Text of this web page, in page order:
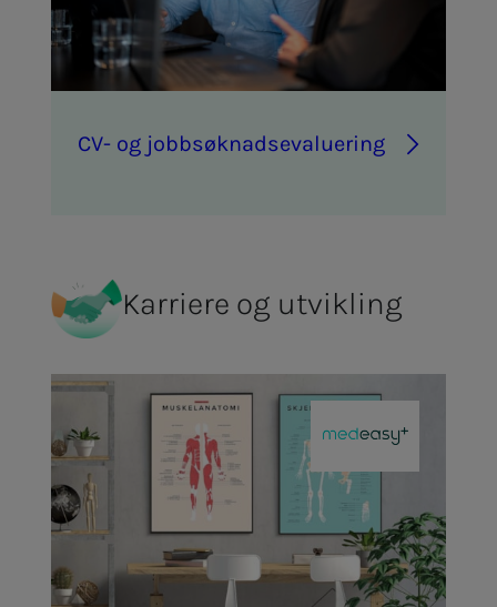
CV- og job­b­­­søk­­­nads­­­e­va­lu­e­ring
Karriere og utvikling